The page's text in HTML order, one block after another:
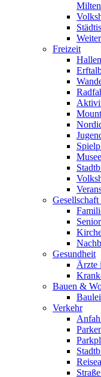
Freizeit
Gesundheit
Ärzte
Bauen &
Verkehr